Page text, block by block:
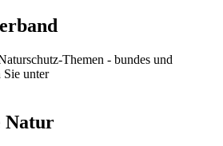
Themen - bundes und
Sie unter
Natur